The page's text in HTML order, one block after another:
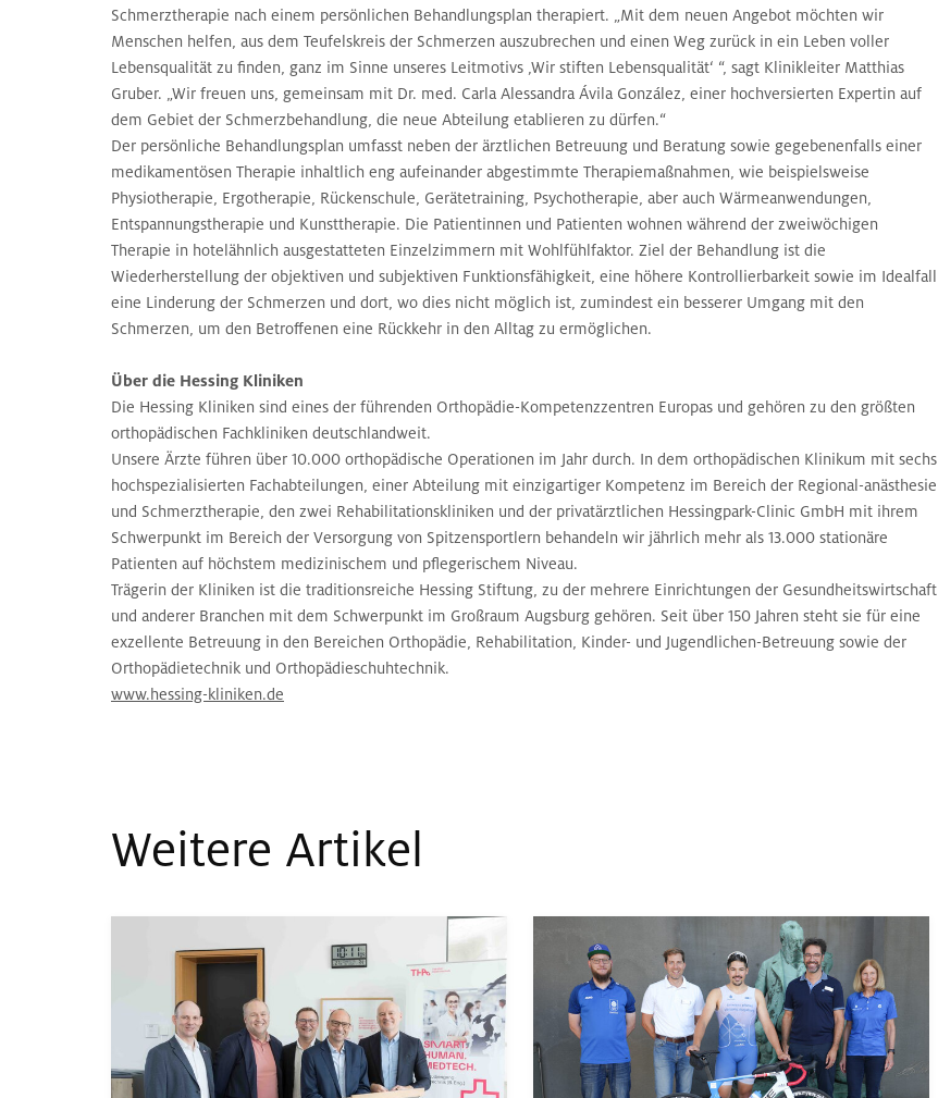
Schmerztherapie nach einem persönlichen Behandlungsplan therapiert. „Mit dem neuen Angebot möchten wir
Menschen helfen, aus dem Teufelskreis der Schmerzen auszubrechen und einen Weg zurück in ein Leben voller
Lebensqualität zu finden, ganz im Sinne unseres Leitmotivs ‚Wir stiften Lebensqualität‘ “, sagt Klinikleiter Matthias
Gruber. „Wir freuen uns, gemeinsam mit Dr. med. Carla Alessandra Ávila González, einer hochversierten Expertin auf
dem Gebiet der Schmerzbehandlung, die neue Abteilung etablieren zu dürfen.“
Der persönliche Behandlungsplan umfasst neben der ärztlichen Betreuung und Beratung sowie gegebenenfalls einer
medikamentösen Therapie inhaltlich eng aufeinander abgestimmte Therapiemaßnahmen, wie beispielsweise
Physiotherapie, Ergotherapie, Rückenschule, Gerätetraining, Psychotherapie, aber auch Wärmeanwendungen,
Entspannungstherapie und Kunsttherapie. Die Patientinnen und Patienten wohnen während der zweiwöchigen
Therapie in hotelähnlich ausgestatteten Einzelzimmern mit Wohlfühlfaktor. Ziel der Behandlung ist die
Wiederherstellung der objektiven und subjektiven Funktionsfähigkeit, eine höhere Kontrollierbarkeit sowie im Idealfall
eine Linderung der Schmerzen und dort, wo dies nicht möglich ist, zumindest ein besserer Umgang mit den
Schmerzen, um den Betroffenen eine Rückkehr in den Alltag zu ermöglichen.
Über die Hessing Kliniken
Die Hessing Kliniken sind eines der führenden Orthopädie-Kompetenzzentren Europas und gehören zu den größten
orthopädischen Fachkliniken deutschlandweit.
Unsere Ärzte führen über 10.000 orthopädische Operationen im Jahr durch. In dem orthopädischen Klinikum mit sechs
hochspezialisierten Fachabteilungen, einer Abteilung mit einzigartiger Kompetenz im Bereich der Regional-anästhesie
und Schmerztherapie, den zwei Rehabilitationskliniken und der privatärztlichen Hessingpark-Clinic GmbH mit ihrem
Schwerpunkt im Bereich der Versorgung von Spitzensportlern behandeln wir jährlich mehr als 13.000 stationäre
Patienten auf höchstem medizinischem und pflegerischem Niveau.
Trägerin der Kliniken ist die traditionsreiche Hessing Stiftung, zu der mehrere Einrichtungen der Gesundheitswirtschaft
und anderer Branchen mit dem Schwerpunkt im Großraum Augsburg gehören. Seit über 150 Jahren steht sie für eine
exzellente Betreuung in den Bereichen Orthopädie, Rehabilitation, Kinder- und Jugendlichen-Betreuung sowie der
Orthopädietechnik und Orthopädieschuhtechnik.
www.hessing-kliniken.de
Weitere Artikel